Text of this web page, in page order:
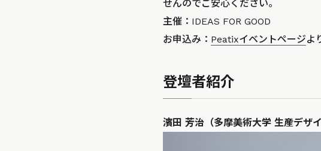
せんのでご安心ください。
主催：IDEAS FOR GOOD
お申込み： Peatixイベントページよ
登壇者紹介
濱田 芳治（多摩美術大学 生産デザ